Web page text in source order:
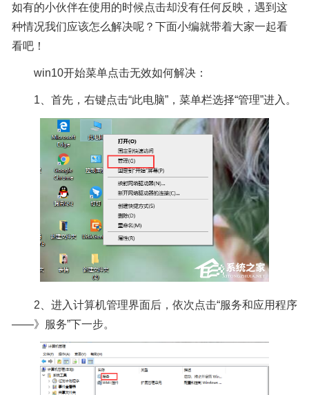
如有的小伙伴在使用的时候点击却没有任何反映，遇到这
种情况我们应该怎么解决呢？下面小编就带着大家一起看
看吧！
win10开始菜单点击无效如何解决：
1、首先，右键点击“此电脑”，菜单栏选择“管理”进入。
2、进入计算机管理界面后，依次点击“服务和应用程序
——》服务”下一步。